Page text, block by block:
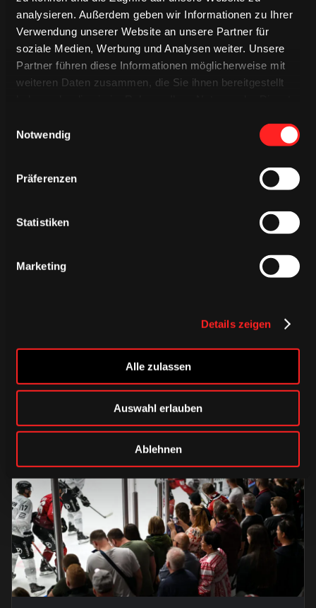
analysieren. Außerdem geben wir Informationen zu Ihrer
Verwendung unserer Website an unsere Partner für
soziale Medien, Werbung und Analysen weiter. Unsere
Partner führen diese Informationen möglicherweise mit
weiteren Daten zusammen, die Sie ihnen bereitgestellt
Notwendig
Präferenzen
Statistiken
Marketing
Details zeigen
Alle zulassen
Auswahl erlauben
Ablehnen
ÄHNLICHE NEWS
Trainingsauftakt im vollen Haie-
Saison 2026/2027